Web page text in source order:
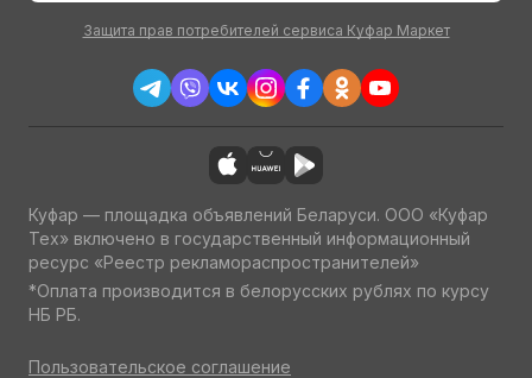
Защита прав потребителей сервиса Куфар Маркет
Куфар — площадка объявлений Беларуси. ООО «Куфар
Тех» включено в государственный информационный
ресурс «Реестр рекламораспространителей»
*Оплата производится в белорусских рублях по курсу
НБ РБ.
Пользовательское соглашение